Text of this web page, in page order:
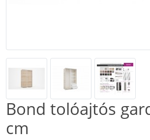
Bond tolóajtós
cm